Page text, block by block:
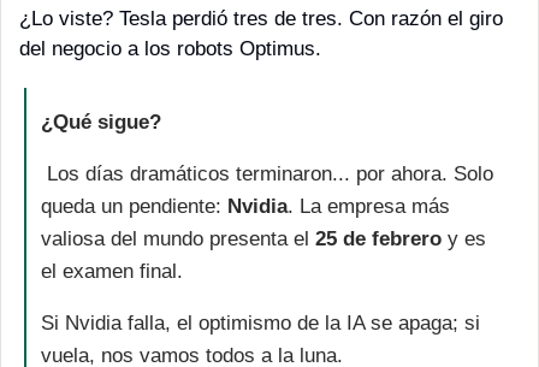
¿Lo viste? Tesla perdió tres de tres. Con razón el giro
del negocio a los robots Optimus.
¿Qué sigue?
queda un pendiente: Nvidia. La empresa más
valiosa del mundo presenta el 25 de febrero y es
el examen final.
Si Nvidia falla, el optimismo de la IA se apaga; si
vuela, nos vamos todos a la luna.